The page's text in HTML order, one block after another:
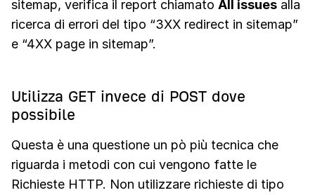
sitemap, verifica il report chiamato All issues alla
ricerca di errori del tipo “3XX redirect in sitemap”
e “4XX page in sitemap”.
Utilizza GET invece di POST dove
possibile
Questa è una questione un pò più tecnica che
riguarda i metodi con cui vengono fatte le
Richieste HTTP. Non utilizzare richieste di tipo